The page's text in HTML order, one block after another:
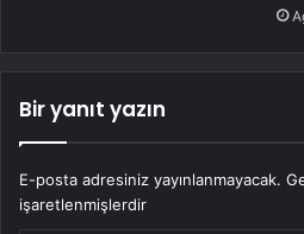
Bir yanıt yazın
E-posta adresiniz yayınlanmayacak.
işaretlenmişlerdir